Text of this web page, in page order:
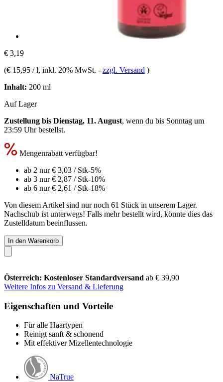
€ 3,19
(€ 15,95 / l, inkl. 20% MwSt. - zzgl. Versand )
Inhalt: 200 ml
Auf Lager
Zustellung bis Dienstag, 11. August, wenn du bis Sonntag um
23:59 Uhrbestellst.
Mengenrabatt verfügbar!
ab 2 nur€ 3,03 / Stk-5%
ab 3 nur€ 2,87 / Stk-10%
ab 6 nur€ 2,61 / Stk-18%
Von diesem Artikel sind nur noch 61 Stück in unserem Lager.
Nachschub ist unterwegs! Falls mehr bestellt wird, könnte dies das
Zustelldatum beeinflussen.
In den Warenkorb
Österreich: Kostenloser Standardversand ab € 39,90
Weitere Infos zu Versand & Lieferung
Eigenschaften und Vorteile
Für alle Haartypen
Reinigt sanft & schonend
Mit effektiver Mizellentechnologie
NaTrue